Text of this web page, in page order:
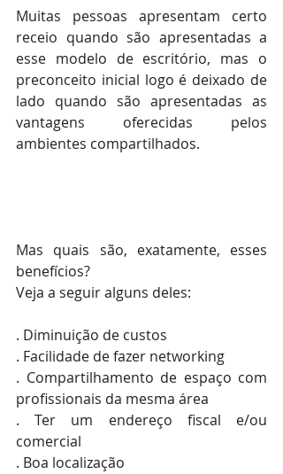
Muitas pessoas apresentam certo
receio quando são apresentadas a
esse modelo de escritório, mas o
preconceito inicial logo é deixado de
lado quando são apresentadas as
vantagens oferecidas pelos
ambientes compartilhados.
Mas quais são, exatamente, esses
benefícios?
Veja a seguir alguns deles:
. Diminuição de custos
. Facilidade de fazer networking
. Compartilhamento de espaço com
profissionais da mesma área
. Ter um endereço fiscal e/ou
comercial
. Boa localização